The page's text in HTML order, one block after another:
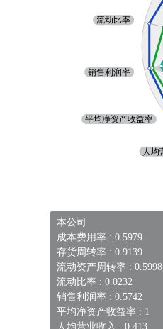
本公司
成本费用率 : 0.5979
存货周转率 : 0.9139
流动资产周转率 : 0.5998
流动比率 : 0.0232
销售利润率 : 0.5742
平均净资产收益率 : 1
人均营业收入 : 0.413